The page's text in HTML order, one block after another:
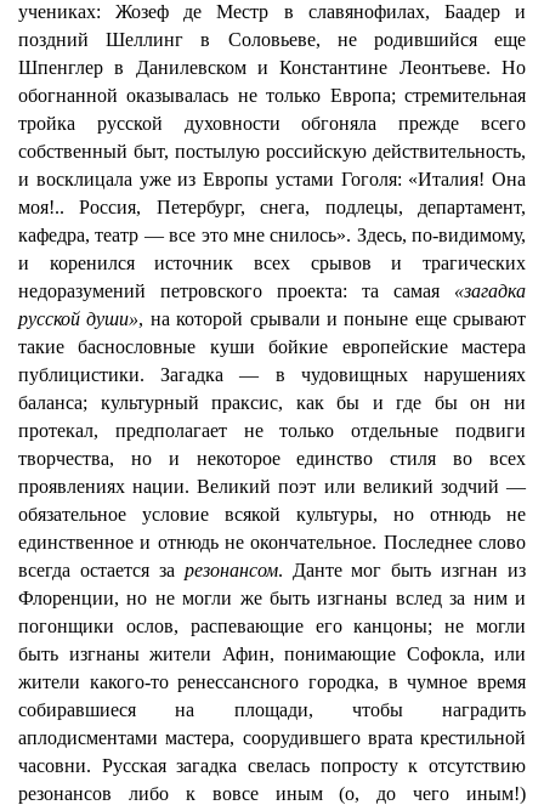
учениках: Жозеф де Местр в славянофилах, Баадер и
поздний Шеллинг в Соловьеве, не родившийся еще
Шпенглер в Данилевском и Константине Леонтьеве. Но
обогнанной оказывалась не только Европа; стремительная
тройка русской духовности обгоняла прежде всего
собственный быт, постылую российскую действительность,
и восклицала уже из Европы устами Гоголя: «Италия! Она
моя!.. Россия, Петербург, снега, подлецы, департамент,
кафедра, театр — все это мне снилось». Здесь, по-видимому,
и коренился источник всех срывов и трагических
недоразумений петровского проекта: та самая «загадка
русской души», на которой срывали и поныне еще срывают
такие баснословные куши бойкие европейские мастера
публицистики. Загадка — в чудовищных нарушениях
баланса; культурный праксис, как бы и где бы он ни
протекал, предполагает не только отдельные подвиги
творчества, но и некоторое единство стиля во всех
проявлениях нации. Великий поэт или великий зодчий —
обязательное условие всякой культуры, но отнюдь не
единственное и отнюдь не окончательное. Последнее слово
всегда остается за резонансом. Данте мог быть изгнан из
Флоренции, но не могли же быть изгнаны вслед за ним и
погонщики ослов, распевающие его канцоны; не могли
быть изгнаны жители Афин, понимающие Софокла, или
жители какого-то ренессансного городка, в чумное время
собиравшиеся на площади, чтобы наградить
аплодисментами мастера, соорудившего врата крестильной
часовни. Русская загадка свелась попросту к отсутствию
резонансов либо к вовсе иным (о, до чего иным!)